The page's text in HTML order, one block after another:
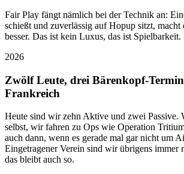
Fair Play fängt nämlich bei der Technik an:
schießt und zuverlässig auf Hopup sitzt, macht
besser. Das ist kein Luxus, das ist Spielbarkeit.
2026
Zwölf Leute, drei Bärenkopf-
Frankreich
Heute sind wir zehn Aktive und zwei Passive.
selbst, wir fahren zu Ops wie Operation
auch dann, wenn es gerade mal gar nicht um
Eingetragener Verein sind wir übrigens
das bleibt auch so.